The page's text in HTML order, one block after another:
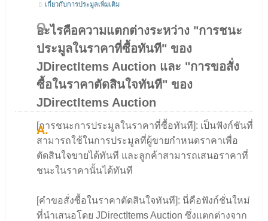
เกี่ยวกับการประมูลเพิ่มเติม
อะไรคือความแตกต่างระหว่าง "การชนะ
ประมูลในราคาที่ซื้อทันที" ของ
JDirectItems Auction และ "การขอสั่ง
ซื้อในราคาตัดสินใจทันที" ของ
JDirectItems Auction
[การชนะการประมูลในราคาที่ซื้อทันที]: เป็นฟังก์ชันที่
สามารถใช้ในการประมูลที่ผู้ขายกำหนดราคาเพื่อ
ตัดสินใจขายได้ทันที และลูกค้าสามารถเสนอราคาที่
ชนะในราคานั้นได้ทันที
[คำขอสั่งซื้อในราคาตัดสินใจทันที]: นี่คือฟังก์ชั่นใหม่
ที่นำเสนอโดย JDirectItems Auction ซึ่งแตกต่างจาก